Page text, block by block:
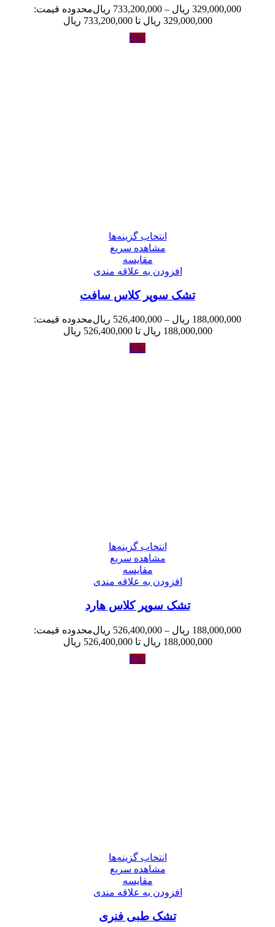
329,000,000 ریال –
733,200,000 ریالمحدوده قیمت:
329,000,000 ریال تا 733,200,000 ریال
-6%
انتخاب گزینه‌ها
مشاهده سریع
مقایسه
افزودن به علاقه مندی
تشک سوپر کلاس سافت
188,000,000 ریال –
526,400,000 ریالمحدوده قیمت:
188,000,000 ریال تا 526,400,000 ریال
-6%
انتخاب گزینه‌ها
مشاهده سریع
مقایسه
افزودن به علاقه مندی
تشک سوپر کلاس هارد
188,000,000 ریال –
526,400,000 ریالمحدوده قیمت:
188,000,000 ریال تا 526,400,000 ریال
-6%
انتخاب گزینه‌ها
مشاهده سریع
مقایسه
افزودن به علاقه مندی
تشک طبی فنری